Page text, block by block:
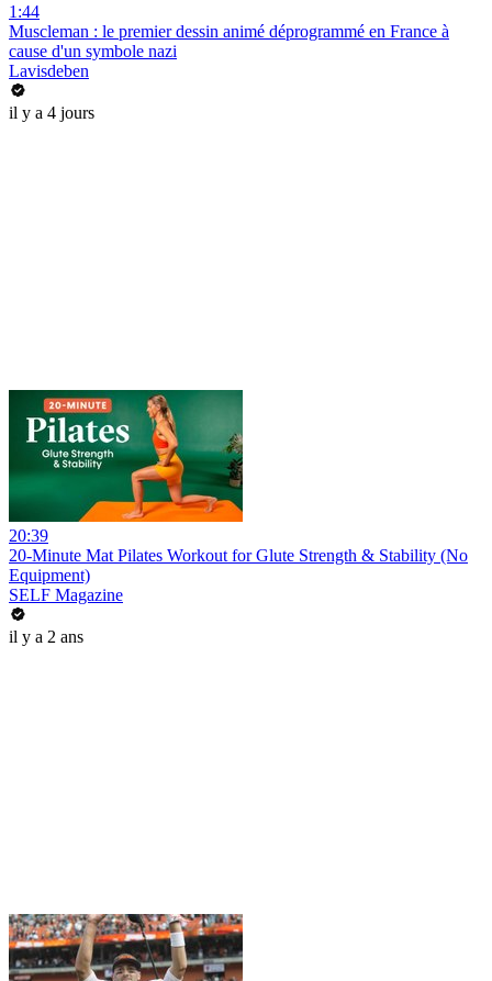
1:44
Muscleman : le premier dessin animé déprogrammé en France à
cause d'un symbole nazi
Lavisdeben
il y a 4 jours
20:39
20-Minute Mat Pilates Workout for Glute Strength & Stability (No
Equipment)
SELF Magazine
il y a 2 ans